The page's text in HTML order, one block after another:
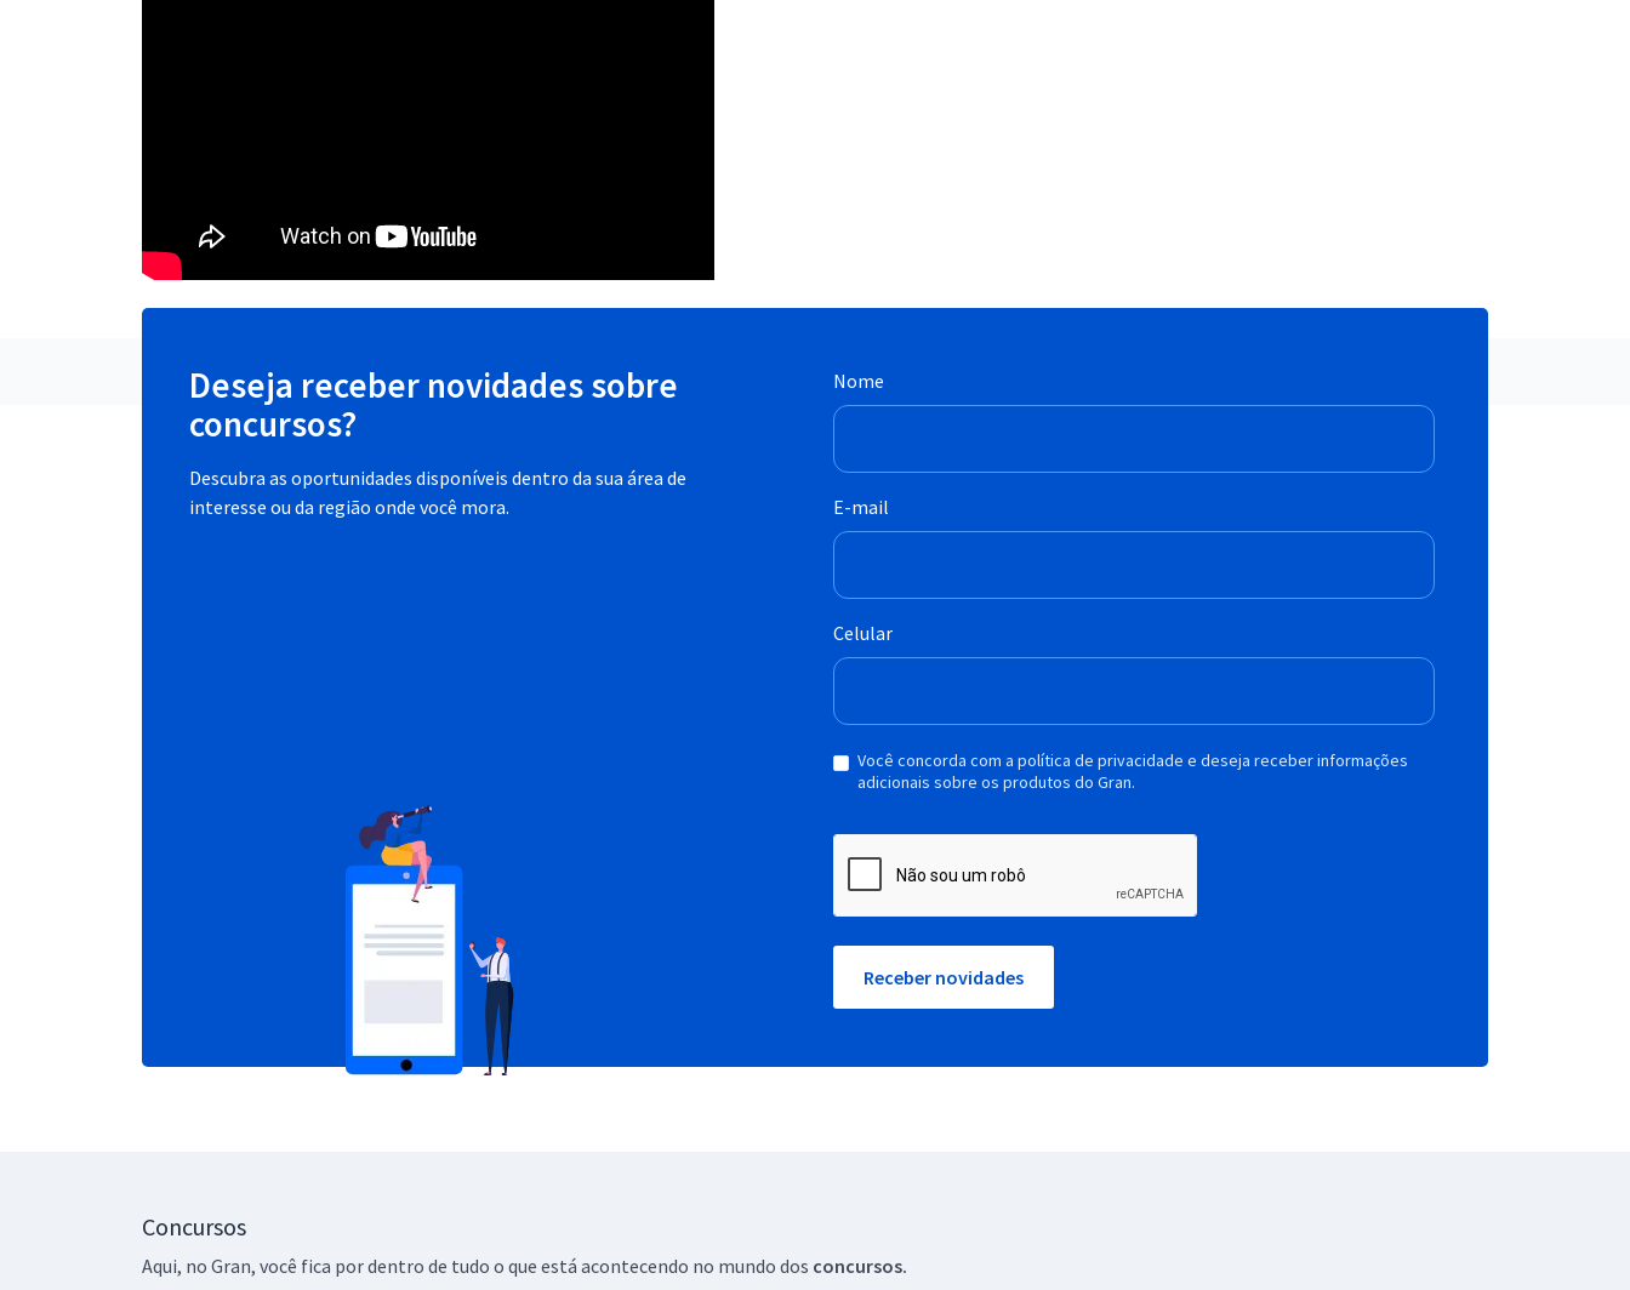
Deseja receber novidades sobre
concursos?
Descubra as oportunidades disponíveis dentro da sua área de
interesse ou da região onde você mora.
Nome
E-mail
Celular
Você concorda com a política de privacidade e deseja receber informações
adicionais sobre os produtos do Gran.
Receber novidades
Concursos
Aqui, no Gran, você fica por dentro de tudo o que está acontecendo no mundo dos concursos.